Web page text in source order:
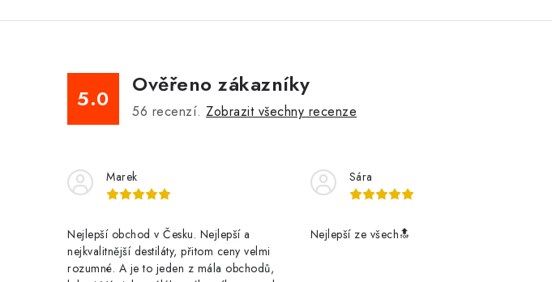
5.0
Ověřeno zákazníky
56 recenzí. Zobrazit všechny recenze
Marek
Nejlepší obchod v Česku. Nejlepší a
nejkvalitnější destiláty, přitom ceny velmi
rozumné. A je to jeden z mála obchodů,
Sára
Nejlepší ze všech🔝